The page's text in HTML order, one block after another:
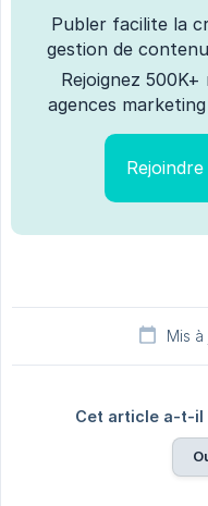
Publer facilite la
gestion de
Rejoignez
agences
Mis
Cet article a-t-il